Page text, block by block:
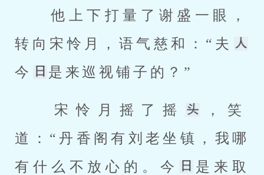
转向宋怜月，语气慈和：“夫
今
是来巡视铺子的？”
宋怜月摇了摇
，笑
道：“丹香阁有刘老坐镇，我哪
有什么不放心的。今
是来取